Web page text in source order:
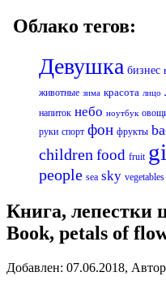
Облако тегов:
Девушка бизнес
животные зима красота лицо
напиток небо ноутбук
руки спорт фон фрукты
childrenfood fruit
people sea sky vegetables
Книга, лепестки
Book, petals of
Добавлен: 07.06.2018,